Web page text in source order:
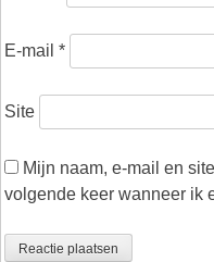
E-mail *
Site
Mijn naam, e-mail en
volgende keer wanneer ik